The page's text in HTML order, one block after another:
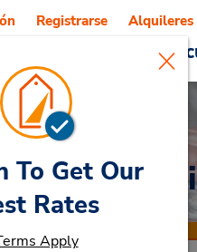
Registrarse Alquileres
To Get Our
Rates
Apply